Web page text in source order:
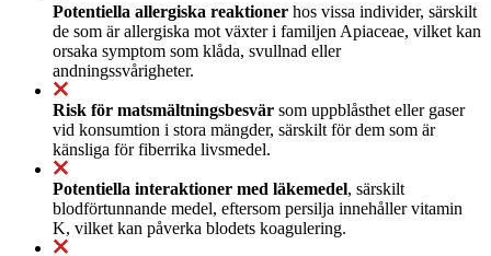
Potentiella allergiska reaktioner hos vissa individer, särskilt
de som är allergiska mot växter i familjen Apiaceae, vilket kan
orsaka symptom som klåda, svullnad eller
andningssvårigheter.
Risk för matsmältningsbesvär som uppblåsthet eller gaser
vid konsumtion i stora mängder, särskilt för dem som är
känsliga för fiberrika livsmedel.
Potentiella interaktioner med läkemedel, särskilt
blodförtunnande medel, eftersom persilja innehåller vitamin
K, vilket kan påverka blodets koagulering.